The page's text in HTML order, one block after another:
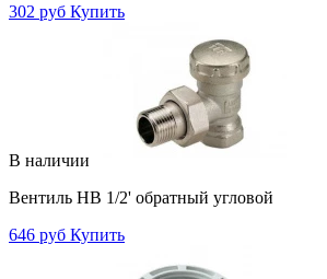
302 руб Купить
В наличии
Вентиль НВ 1/2' обратный угловой
646 руб Купить